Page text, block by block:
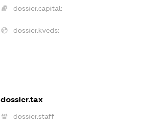
dossier.capital:
dossier.kveds:
dossier.tax
dossier.staff